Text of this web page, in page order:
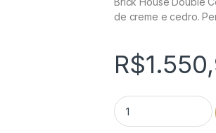
de creme e cedro.
R$
Brick House Double